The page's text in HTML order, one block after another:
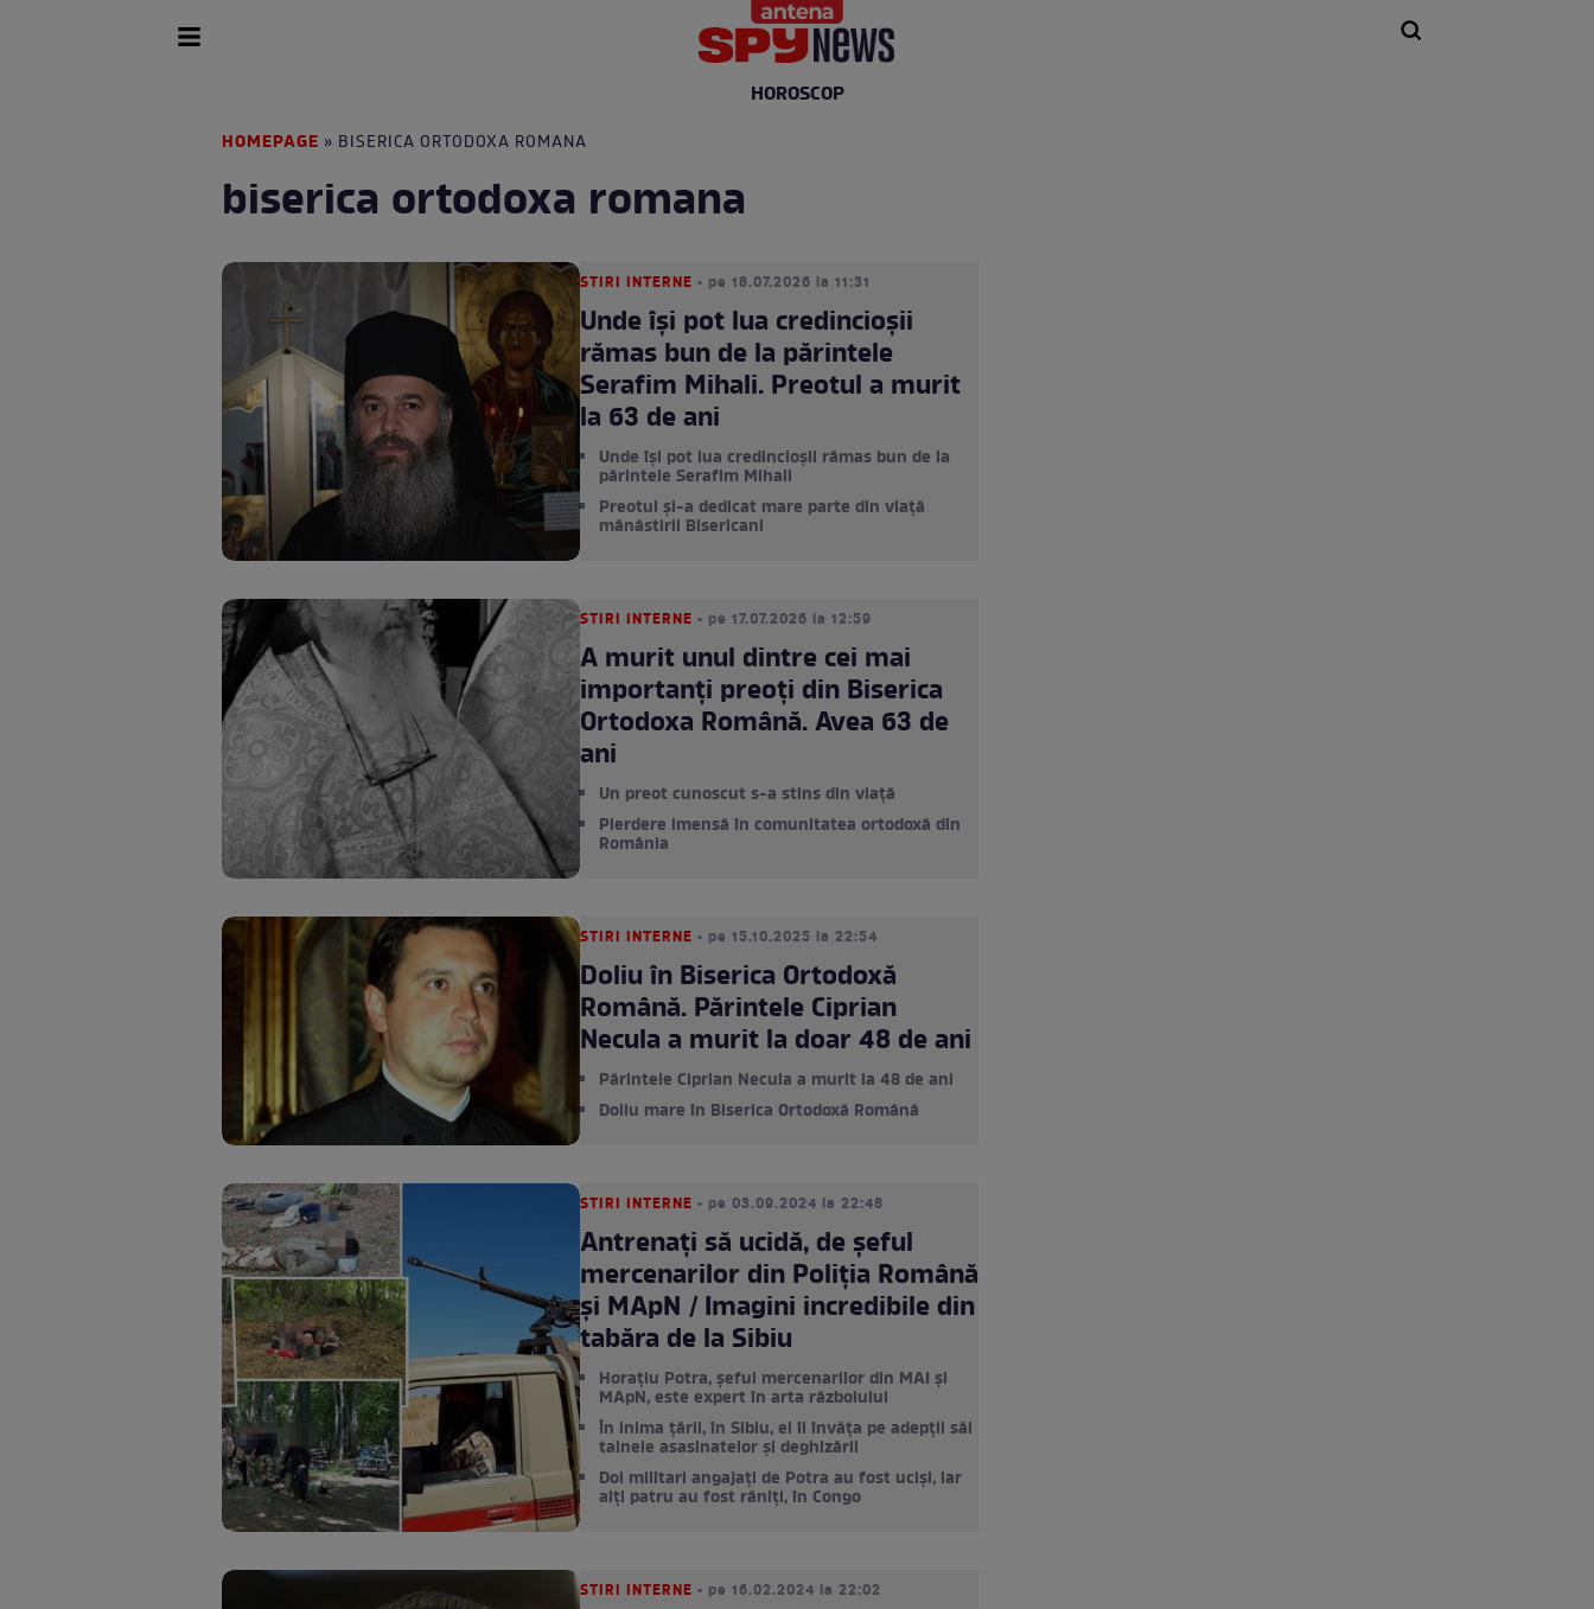
HOROSCOP
HOMEPAGE » BISERICA ORTODOXA ROMANA
biserica ortodoxa romana
STIRI INTERNE • pe 18.07.2026 la 11:31
Unde își pot lua credincioșii
rămas bun de la părintele
Serafim Mihali. Preotul a murit
la 63 de ani
Unde își pot lua credincioșii rămas bun de la
părintele Serafim Mihali
Preotul și-a dedicat mare parte din viață
mănăstirii Bisericani
STIRI INTERNE • pe 17.07.2026 la 12:59
A murit unul dintre cei mai
importanți preoți din Biserica
Ortodoxa Română. Avea 63 de
ani
Un preot cunoscut s-a stins din viață
Pierdere imensă în comunitatea ortodoxă din
România
STIRI INTERNE • pe 15.10.2025 la 22:54
Doliu în Biserica Ortodoxă
Română. Părintele Ciprian
Necula a murit la doar 48 de ani
Părintele Ciprian Necula a murit la 48 de ani
Doliu mare în Biserica Ortodoxă Română
STIRI INTERNE • pe 03.09.2024 la 22:48
Antrenați să ucidă, de șeful
mercenarilor din Poliția Română
și MApN / Imagini incredibile din
tabăra de la Sibiu
Horațiu Potra, șeful mercenarilor din MAI și
MApN, este expert în arta războiului
În inima țării, în Sibiu, el îi învăța pe adepții săi
tainele asasinatelor și deghizării
Doi militari angajați de Potra au fost uciși, iar
alți patru au fost răniți, în Congo
STIRI INTERNE • pe 16.02.2024 la 22:02